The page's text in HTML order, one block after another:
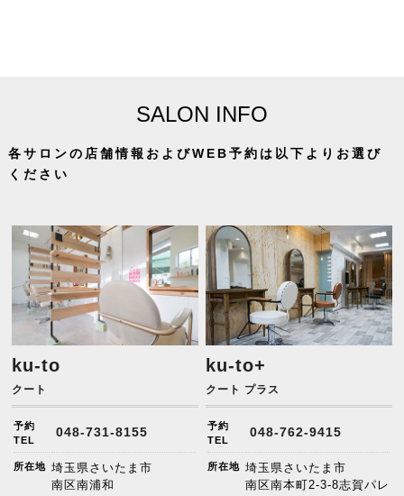
SALON INFO
各サロンの店舗情報およびWEB予約は以下よりお選び
ください
ku-to
クート
予約
TEL
048-731-8155
所在地 埼玉県さいたま市
南区南浦和
ku-to+
クート プラス
予約
TEL
048-762-9415
所在地 埼玉県さいたま市
南区南本町2-3-8志賀パレ